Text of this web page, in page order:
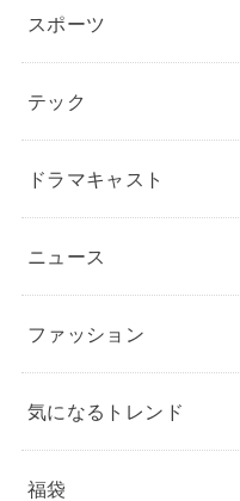
スポーツ
テック
ドラマキャスト
ニュース
ファッション
気になるトレンド
福袋